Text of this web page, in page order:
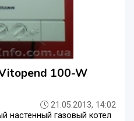
100-W
21.05.2013, 14:02
настенный газовый котел